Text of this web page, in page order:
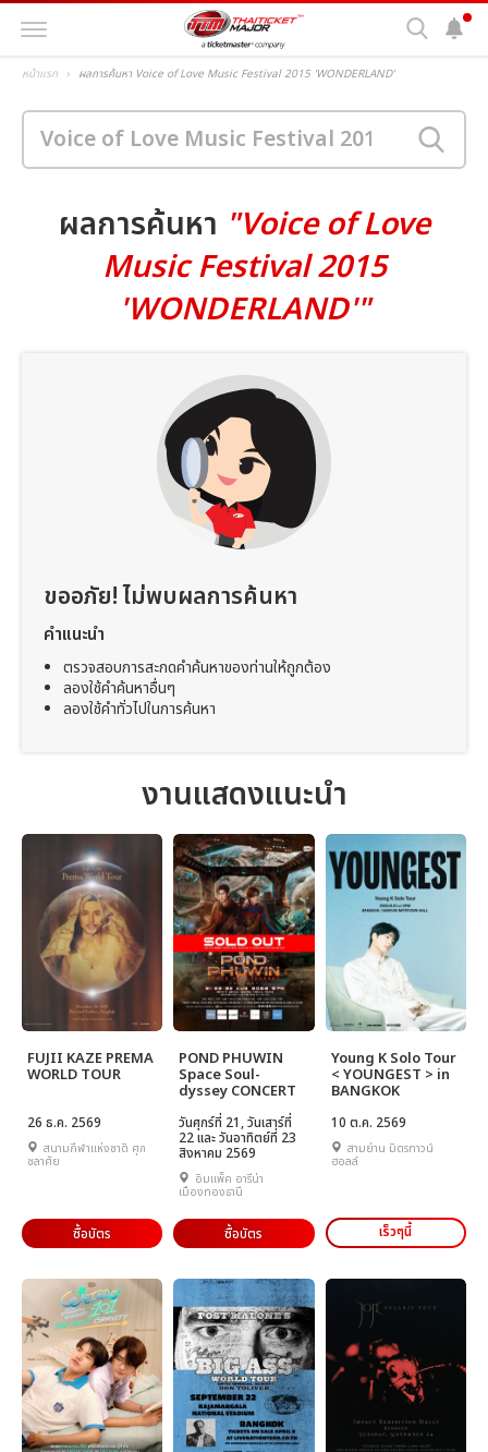
หน้าแรก ผลการค้นหา Voice of Love Music Festival 2015 'WONDERLAND'
ผลการค้นหา "Voice of Love
Music Festival 2015
'WONDERLAND'"
ขออภัย! ไม่พบผลการค้นหา
คำแนะนำ
ตรวจสอบการสะกดคำค้นหาของท่านให้ถูกต้อง
ลองใช้คำค้นหาอื่นๆ
ลองใช้คำทั่วไปในการค้นหา
งานแสดงแนะนำ
FUJII KAZE PREMA
WORLD TOUR
26 ธ.ค. 2569
สนามกีฬาแห่งชาติ ศุภ
ชลาศัย
ซื้อบัตร
POND PHUWIN
Space Soul-
dyssey CONCERT
วันศุกร์ที่ 21, วันเสาร์ที่
22 และ วันอาทิตย์ที่ 23
สิงหาคม 2569
อิมแพ็ค อารีน่า
เมืองทองธานี
ซื้อบัตร
Young K Solo Tour
< YOUNGEST > in
BANGKOK
10 ต.ค. 2569
สามย่าน มิตรทาวน์
ฮอลล์
เร็วๆนี้